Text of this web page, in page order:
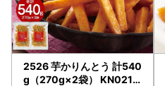
2526 芋かりんとう 計540
g（270g×2袋） KN021-